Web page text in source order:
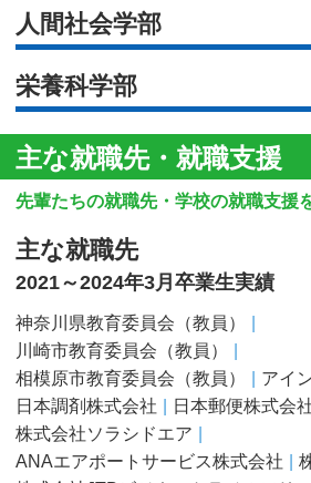
人間社会学部
栄養科学部
主な就職先・就職支援
先輩たちの就職先・学校の就職支援
主な就職先
2021～2024年3月卒業生実績
神奈川県教育委員会（教員）
川崎市教育委員会（教員）
相模原市教育委員会（教員）
アイ
日本調剤株式会社
日本郵便株式会
株式会社ソラシドエア
ANAエアポートサービス株式会社